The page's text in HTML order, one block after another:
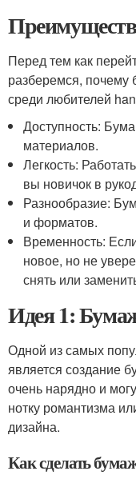
Перед тем как
разберемся, почему
среди любителей
Доступность:
материалов.
Легкость:
вы новичок в
Разнообразие:
и форматов.
Временность:
новое, но не
снять или
Идея 1:
Одной из самых
является создание
очень нарядно и
нотку романтизма
дизайна.
Как сделать